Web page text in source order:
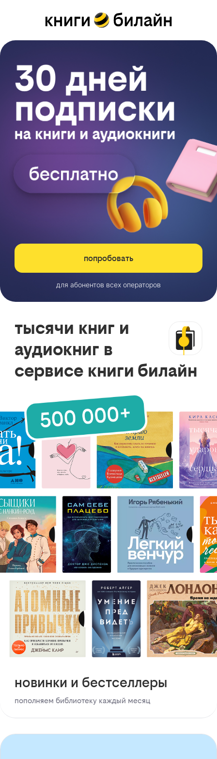
попробовать
для абонентов всех операторов
тысячи книг и
аудиокниг в
сервисе книги билайн
новинки и бестселлеры
пополняем библиотеку каждый месяц